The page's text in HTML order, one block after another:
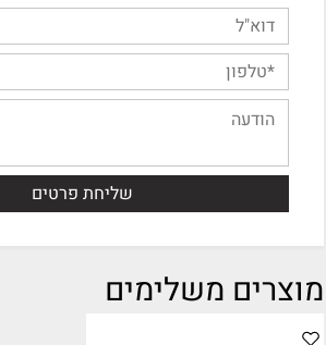
מוצרים משלימים